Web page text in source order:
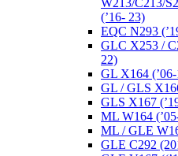
(’16- 23)
EQC N293
GLC X253 /
22)
GL X164
GL / GLS
GLS X167
ML W164
ML / GLE
GLE C292